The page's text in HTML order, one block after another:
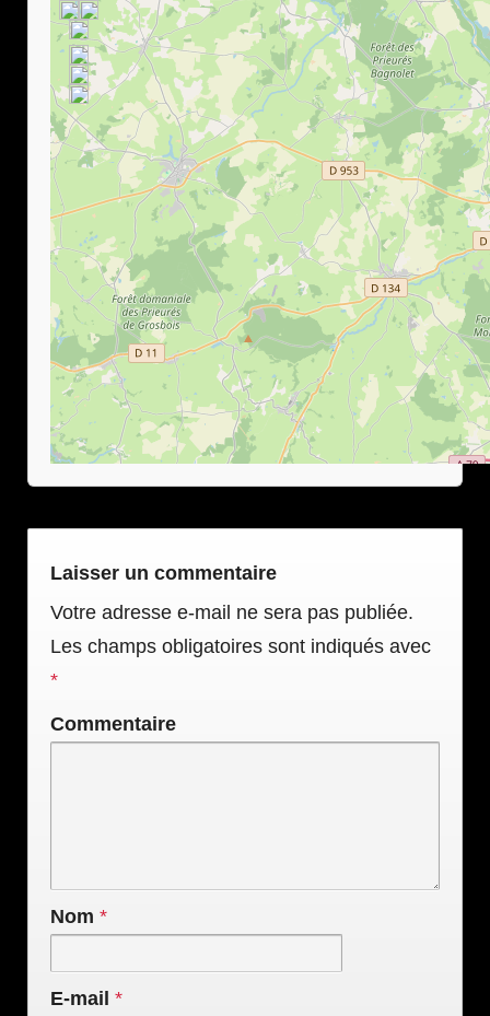
Laisser un commentaire
Votre adresse e-mail ne sera pas publiée.
Les champs obligatoires sont indiqués avec
*
Commentaire
Nom *
E-mail *